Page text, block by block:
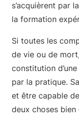
s’acquièrent par
la formation
Si toutes les
de vie ou de
constitution
par la pratique.
et être capable
deux choses